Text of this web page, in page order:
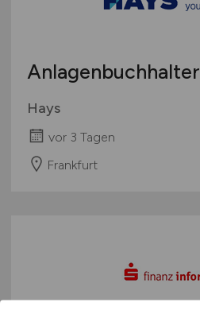
Anlagenbuchhalter
Hays
vor 3 Tagen
Frankfurt